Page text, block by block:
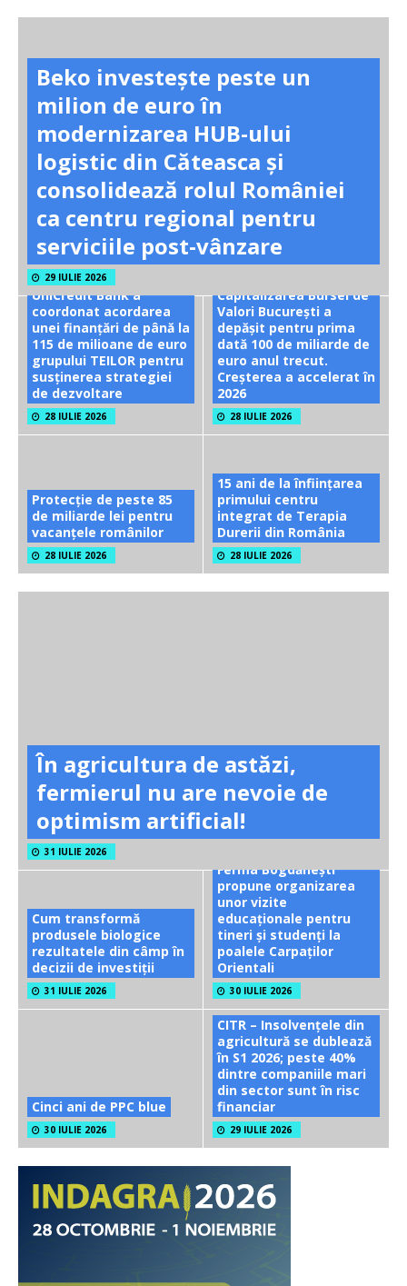
Beko investește peste un
milion de euro în
modernizarea HUB-ului
logistic din Căteasca și
consolidează rolul României
ca centru regional pentru
serviciile post-vânzare
29 IULIE 2026
UniCredit Bank a
coordonat acordarea
unei finanțări de până la
115 de milioane de euro
grupului TEILOR pentru
susținerea strategiei
de dezvoltare
28 IULIE 2026
Capitalizarea Bursei de
Valori București a
depășit pentru prima
dată 100 de miliarde de
euro anul trecut.
Creșterea a accelerat în
2026
28 IULIE 2026
Protecție de peste 85
de miliarde lei pentru
vacanțele românilor
28 IULIE 2026
15 ani de la înființarea
primului centru
integrat de Terapia
Durerii din România
28 IULIE 2026
În agricultura de astăzi,
fermierul nu are nevoie de
optimism artificial!
31 IULIE 2026
Cum transformă
produsele biologice
rezultatele din câmp în
decizii de investiții
31 IULIE 2026
Ferma Bogdănești
propune organizarea
unor vizite
educaționale pentru
tineri și studenți la
poalele Carpaților
Orientali
30 IULIE 2026
Cinci ani de PPC blue
30 IULIE 2026
CITR – Insolvențele din
agricultură se dublează
în S1 2026; peste 40%
dintre companiile mari
din sector sunt în risc
financiar
29 IULIE 2026